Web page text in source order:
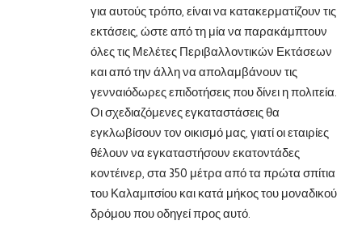
για αυτούς τρόπο, είναι να κατακερματίζουν τις
εκτάσεις, ώστε από τη μία να παρακάμπτουν
όλες τις Μελέτες Περιβαλλοντικών Εκτάσεων
και από την άλλη να απολαμβάνουν τις
γενναιόδωρες επιδοτήσεις που δίνει η πολιτεία.
Οι σχεδιαζόμενες εγκαταστάσεις θα
εγκλωβίσουν τον οικισμό μας, γιατί οι εταιρίες
θέλουν να εγκαταστήσουν εκατοντάδες
κοντέινερ, στα 350 μέτρα από τα πρώτα σπίτια
του Καλαμιτσίου και κατά μήκος του μοναδικού
δρόμου που οδηγεί προς αυτό.